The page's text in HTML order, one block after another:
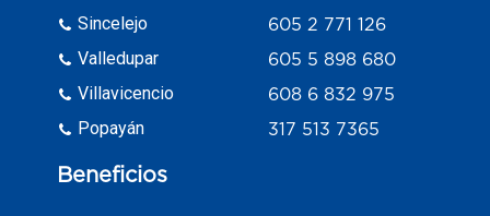
Sincelejo
Valledupar
Villavicencio
Popayán
605 2 771 126
605 5 898 680
608 6 832 975
317 513 7365
Beneficios